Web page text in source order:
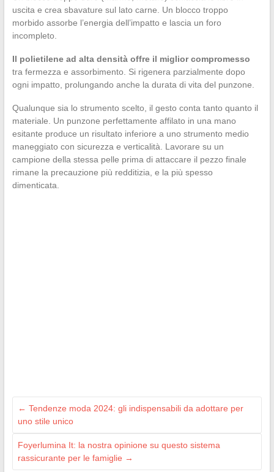
uscita e crea sbavature sul lato carne. Un blocco troppo
morbido assorbe l’energia dell’impatto e lascia un foro
incompleto.
Il polietilene ad alta densità offre il miglior compromesso
tra fermezza e assorbimento. Si rigenera parzialmente dopo
ogni impatto, prolungando anche la durata di vita del punzone.
Qualunque sia lo strumento scelto, il gesto conta tanto quanto il
materiale. Un punzone perfettamente affilato in una mano
esitante produce un risultato inferiore a uno strumento medio
maneggiato con sicurezza e verticalità. Lavorare su un
campione della stessa pelle prima di attaccare il pezzo finale
rimane la precauzione più redditizia, e la più spesso
dimenticata.
← Tendenze moda 2024: gli indispensabili da adottare per
uno stile unico
Foyerlumina It: la nostra opinione su questo sistema
rassicurante per le famiglie →